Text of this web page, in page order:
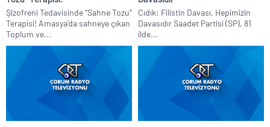
Şizofreni Tedavisinde “Sahne Tozu”
Terapisi! Amasya’da sahneye çıkan
Toplum ve...
Cıdık: Filistin Davası, Hepimizin
Davasıdır Saadet Partisi (SP), 81
ilde...